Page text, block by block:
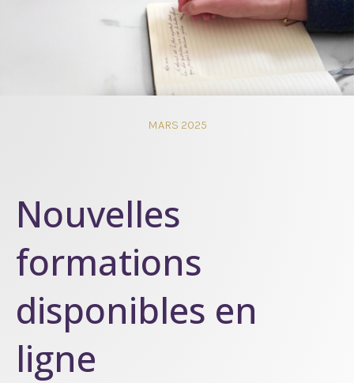
MARS 2025
Nouvelles
formations
disponibles en
ligne